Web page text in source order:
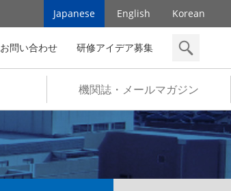
Japanese English Korean
機関誌・メールマガジン
お問い合わせ 研修アイデア募集